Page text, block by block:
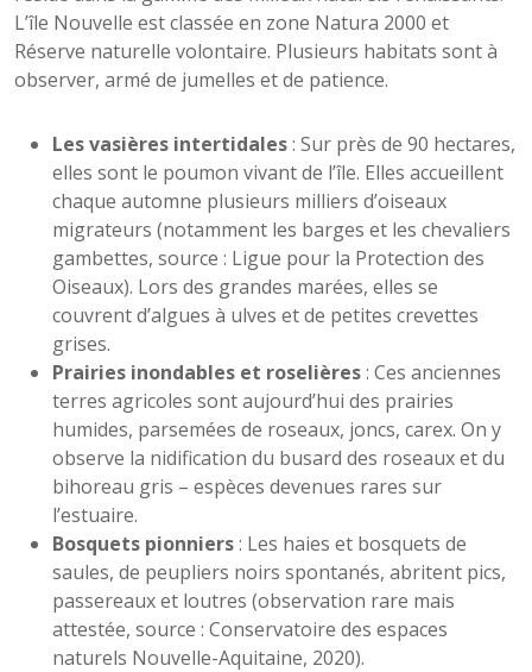
L’île Nouvelle est classée en zone Natura 2000 et
Réserve naturelle volontaire. Plusieurs habitats sont à
observer, armé de jumelles et de patience.
Les vasières intertidales: Sur près de 90 hectares,
elles sont le poumon vivant de l’île. Elles accueillent
chaque automne plusieurs milliers d’oiseaux
migrateurs (notamment les barges et les chevaliers
gambettes, source : Ligue pour la Protection des
Oiseaux). Lors des grandes marées, elles se
couvrent d’algues à ulves et de petites crevettes
grises.
Prairies inondables et roselières: Ces anciennes
terres agricoles sont aujourd’hui des prairies
humides, parsemées de roseaux, joncs, carex. On y
observe la nidification du busard des roseaux et du
bihoreau gris – espèces devenues rares sur
l’estuaire.
Bosquets pionniers: Les haies et bosquets de
saules, de peupliers noirs spontanés, abritent pics,
passereaux et loutres (observation rare mais
attestée, source : Conservatoire des espaces
naturels Nouvelle-Aquitaine, 2020).